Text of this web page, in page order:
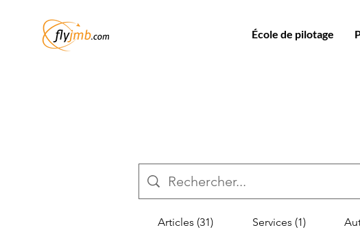
École de pilotage
Articles (31) Services (1)